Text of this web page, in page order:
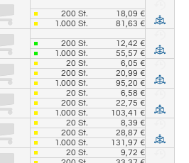
200 St.
18,09 €
1.000 St.
81,63 €
200 St.
12,42 €
1.000 St.
55,57 €
20 St.
6,05 €
200 St.
20,99 €
1.000 St.
95,20 €
20 St.
6,58 €
200 St.
22,75 €
1.000 St.
103,41 €
20 St.
8,39 €
200 St.
28,87 €
1.000 St.
131,97 €
20 St.
9,72 €